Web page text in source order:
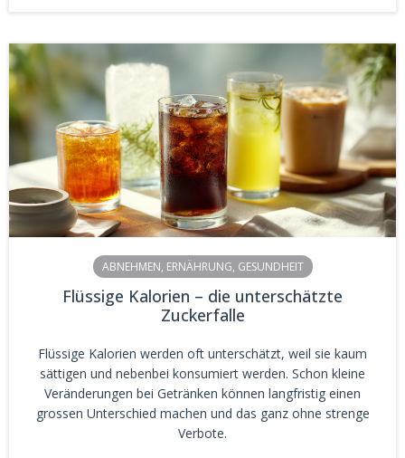
ABNEHMEN, ERNÄHRUNG, GESUNDHEIT
Flüssige Kalorien – die unterschätzte
Zuckerfalle
Flüssige Kalorien werden oft unterschätzt, weil sie kaum
sättigen und nebenbei konsumiert werden. Schon kleine
Veränderungen bei Getränken können langfristig einen
grossen Unterschied machen und das ganz ohne strenge
Verbote.